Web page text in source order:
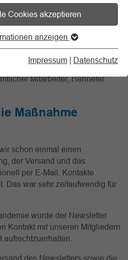
Cookies akzeptieren
anzeigen
Impressum | Datenschutz
E-Mail-Vereins-
(stellvertretende
1895 e.V.)und
Mitarbeiter, Hennefer
Maßnahme
schon einmal einen
der Versand und das
per E-Mail. Kontakte
Das war sehr zeitaufwendig für
wurde der Newsletter
Kontakt mit unseren Mitgliedern
des Newsletters sowie die